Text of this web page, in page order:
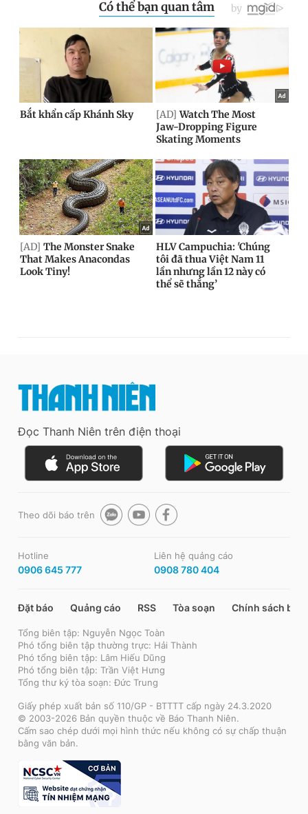
Đọc Thanh Niên trên điện thoại
Theo dõi báo trên
Hotline
0906 645 777
Liên hệ quảng cáo
0908 780 404
Đặt báo Quảng cáo RSS Tòa soạn Chính sách bảo
Tổng biên tập: Nguyễn Ngọc Toàn
Phó tổng biên tập thường trực: Hải Thành
Phó tổng biên tập: Lâm Hiếu Dũng
Phó tổng biên tập: Trần Việt Hưng
Tổng thư ký tòa soạn: Đức Trung
Giấy phép xuất bản số 110/GP - BTTTT cấp ngày 24.3.2020
© 2003-2026 Bản quyền thuộc về Báo Thanh Niên.
Cấm sao chép dưới mọi hình thức nếu không có sự chấp thuận
bằng văn bản.